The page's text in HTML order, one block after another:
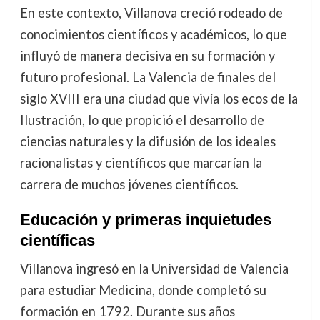
En este contexto, Villanova creció rodeado de
conocimientos científicos y académicos, lo que
influyó de manera decisiva en su formación y
futuro profesional. La Valencia de finales del
siglo XVIII era una ciudad que vivía los ecos de la
Ilustración, lo que propició el desarrollo de
ciencias naturales y la difusión de los ideales
racionalistas y científicos que marcarían la
carrera de muchos jóvenes científicos.
Educación y primeras inquietudes
científicas
Villanova ingresó en la Universidad de Valencia
para estudiar Medicina, donde completó su
formación en 1792. Durante sus años